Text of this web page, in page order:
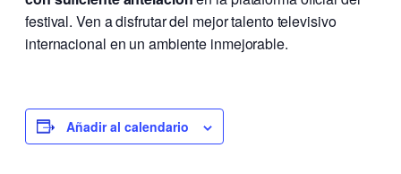
festival. Ven a disfrutar del mejor talento televisivo
internacional en un ambiente inmejorable.
Añadir al calendario